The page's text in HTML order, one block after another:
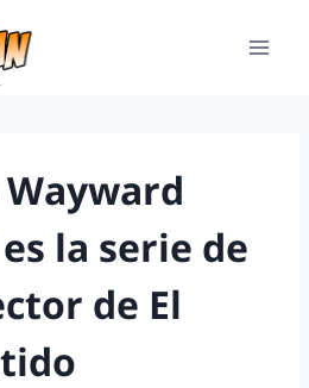
la serie de
de El